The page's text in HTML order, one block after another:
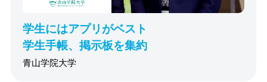
学生にはアプリがベスト
学生手帳、掲示板を集約
青山学院大学